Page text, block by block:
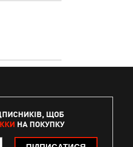
ЩОБ
НА ПОКУПКУ